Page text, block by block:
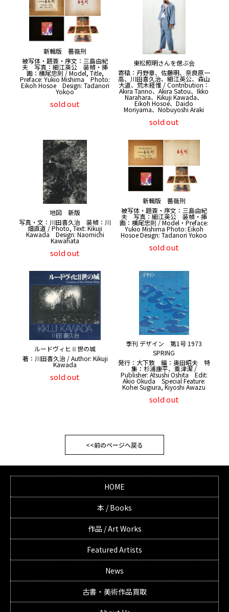
新輯版 薔薇刑
被写体・題簽・序文：三島由紀
夫 写真：細江英公 装幀・挿
画：横尾忠則 / Model, Title,
Preface: Yukio Mishima Photo:
Eikoh Hosoe Design: Tadanori
Yokoo
sold out
東松照明さんを偲ぶ会
寄稿：丹野章、佐藤明、奈良原一
高、川田喜久治、細江英公、森山
大道、荒木経惟 / Contribution：
Akira Tanno、Akira Satou、Ikko
Narahara、Kikuji Kawada、
Eikoh Hosoe、Daido
Moriyama、Nobuyoshi Araki
sold out
地図 新版
写真・文：川田喜久治 装幀：川
畑直道 / Photo, Text: Kikuji
Kawada Design: Naomichi
Kawahata
sold out
新輯版 薔薇刑
被写体・題簽・序文：三島由紀
夫 写真：細江英公 装幀・挿
画：横尾忠則 / Model・Preface:
Yukio Mishima Photo: Eikoh
Hosoe Design: Tadanori Yokoo
sold out
ルードヴィヒⅡ世の城
著：川田喜久治 / Author: Kikuji
Kawada
sold out
季刊 デザイン 第1号 1973
SPRING
発行：大下敦 編：奥田昭夫 特
集：杉浦康平、粟津潔 /
Publisher: Atsushi Oshita Edit:
Akio Okuda Special Feature:
Kohei Sugiura, Kiyoshi Awazu
sold out
<<前のページへ戻る
HOME
本 / Books
作品 / Art Works
Featured Artists
News
古書・美術作品買取